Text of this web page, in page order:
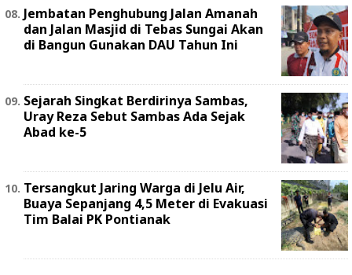
Jembatan Penghubung Jalan Amanah
dan Jalan Masjid di Tebas Sungai Akan
di Bangun Gunakan DAU Tahun Ini
Sejarah Singkat Berdirinya Sambas,
Uray Reza Sebut Sambas Ada Sejak
Abad ke-5
Tersangkut Jaring Warga di Jelu Air,
Buaya Sepanjang 4,5 Meter di Evakuasi
Tim Balai PK Pontianak